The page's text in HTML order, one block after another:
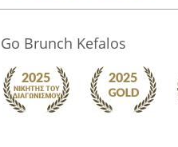
Go Brunch Kefalos